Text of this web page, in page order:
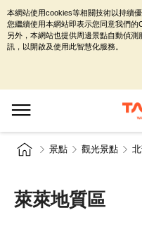
景點 觀光景點
萊萊地質區
本網站使用cookies等相關技術以持續
您繼續使用本網站即表示您同意我們的
另外，本網站也提供周邊景點自動偵
訊，以開啟及使用此智慧化服務。